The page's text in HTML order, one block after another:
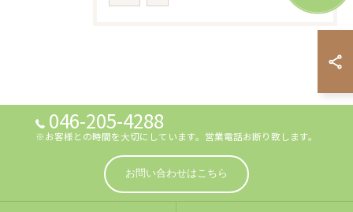
046-205-4288
※お客様との時間を大切にしています。営業電話お断り致します。
お問い合わせはこちら